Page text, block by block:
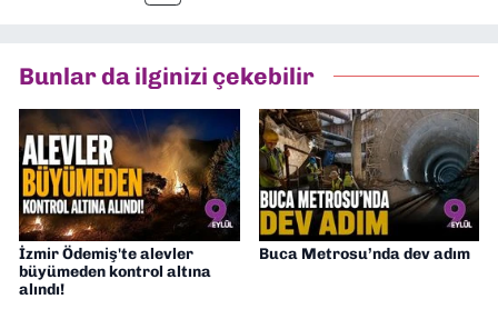
müdürü olarak görev yaptım. Ayrıca Yeni
Gazetesi'nde editörlük yapıyorum
Bunlar da ilginizi çekebilir
İzmir Ödemiş'te alevler
büyümeden kontrol altına
alındı!
Buca Metrosu’nda dev adım